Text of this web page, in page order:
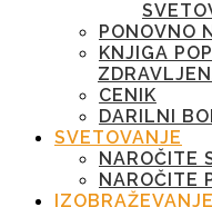
PONOVNO
KNJIGA
CENIK
DARILNI
SVETOVANJE
NAROČITE
NAROČITE
IZOBRAŽEVANJE